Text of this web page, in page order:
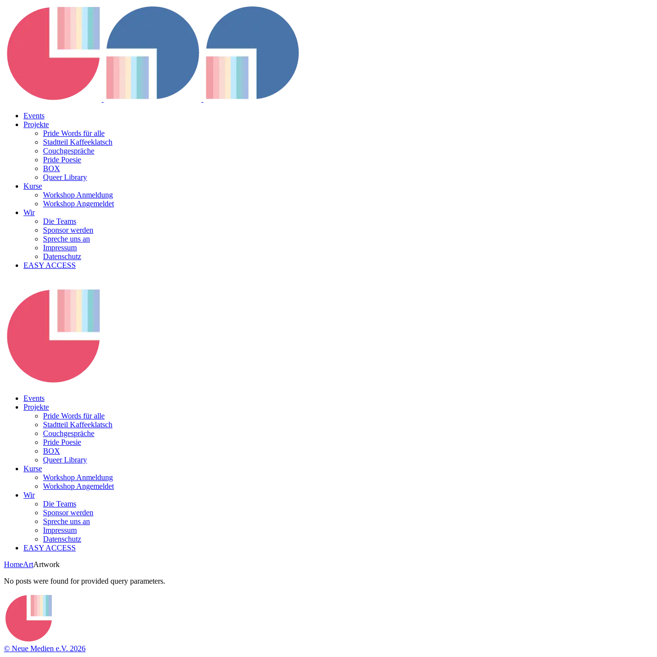
Events
Projekte
Pride Words für alle
Stadtteil Kaffeeklatsch
Couchgespräche
Pride Poesie
BOX
Queer Library
Kurse
Workshop Anmeldung
Workshop Angemeldet
Wir
Die Teams
Sponsor werden
Spreche uns an
Impressum
Datenschutz
EASY ACCESS
Events
Projekte
Pride Words für alle
Stadtteil Kaffeeklatsch
Couchgespräche
Pride Poesie
BOX
Queer Library
Kurse
Workshop Anmeldung
Workshop Angemeldet
Wir
Die Teams
Sponsor werden
Spreche uns an
Impressum
Datenschutz
EASY ACCESS
HomeArtArtwork
No posts were found for provided query parameters.
© Neue Medien e.V. 2026